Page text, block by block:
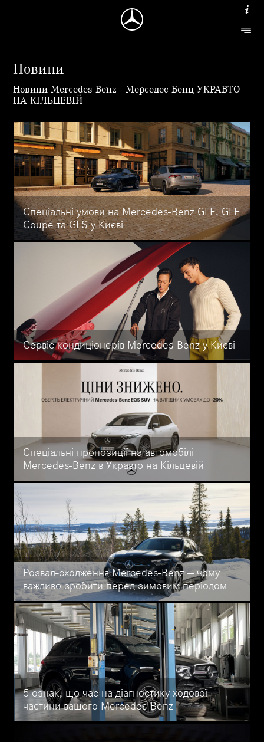
Новини
Новини Mercedes-Benz - Мерседес-Бенц УКРАВТО
НА КІЛЬЦЕВІЙ
Спеціальні умови на Mercedes-Benz GLE, GLE
Coupe та GLS у Києві
Mercedes-Benz GLE, GLE Coupe та GLS доступні на спеціальних
умовах у Mercedes-Benz УКРАВТО НА КІЛЬЦЕВІЙ.
Сервіс кондиціонерів Mercedes-Benz у Києві
Обслуговування, діагностика, заправка та ремонт кондиціонерів
УКРАВТО НА КІЛЬЦЕВІЙ. Телефонуйте: +38 (044) 299-43-88
Спеціальні пропозиції на автомобілі
Mercedes-Benz в Укравто на Кільцевій
Ексклюзивні акції в Mercedes-Benz Укравто на Кільцевій: вигода
до 40% на EQS, EQS SUV, електричний G-Class, GLE, GLE Coupé
та GLS. Спеціальні умови діють до 31.12.2025
Розвал-сходження Mercedes-Benz — чому
важливо зробити перед зимовим періодом
Перед зимовим сезоном налаштуйте розвал-сходження вашого
Mercedes-Benz в офіційному сервісі УкрАвто на Кільцевій.
Регулювання під час шиномонтажу, точна геометрія коліс,
рівномірне зношування шин і впевненість на слизькій дорозі.
Обладнання Mercedes-Benz, сертифіковані майстри та гарантія
результату.
5 ознак, що час на діагностику ходової
частини вашого Mercedes-Benz